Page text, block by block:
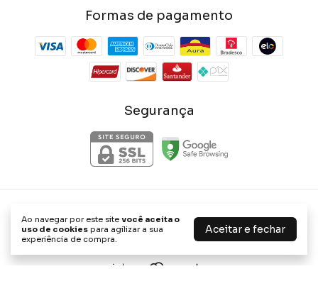
Ao navegar por este site você aceita o
uso de cookies para agilizar a sua
experiência de compra.
Aceitar e fechar
Formas de pagamento
Segurança
Phone Store Shop
©2026. Phone Store Shop - 47656898000114. Todos os direitos